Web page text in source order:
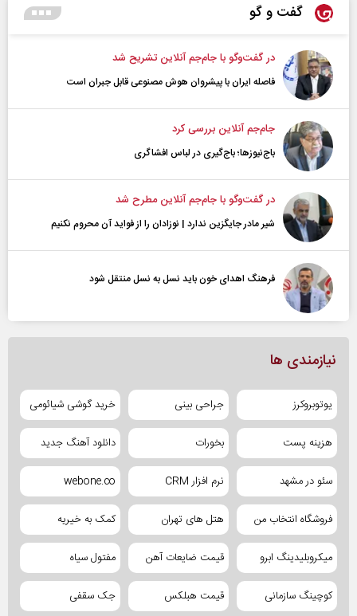
گفت و گو
در گفت‌و‌گو با جام‌جم آنلاین تشریح شد
فاصله ایران با پیشرو‌ان هوش مصنوعی قابل جبران است
جام‌جم آنلاین بررسی کرد
باج‌نیوزها؛ باج‌گیری در لباس افشاگری
در گفت‌و‌گو با جام‌جم آنلاین مطرح شد
شیر مادر جایگزین ندارد | نوزادان را از فواید آن محروم نکنیم
فرهنگ اهدای خون باید نسل به نسل منتقل شود
نیازمندی ها
یوتوبروکرز جراحی بینی خرید گوشی شیائومی
هزینه پست بخورات دانلود آهنگ جدید
سئو در مشهد نرم افزار CRM webone.co
فروشگاه انتخاب من هتل های تهران کمک به خیریه
میکروبلیدینگ ابرو قیمت ضایعات آهن مفتول سیاه
کوچینگ سازمانی قیمت هبلکس جک سقفی